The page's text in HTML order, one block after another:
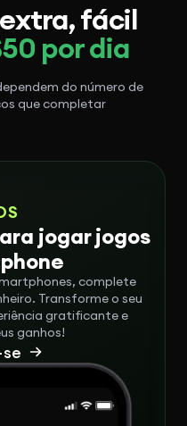
fácil
por dia
do número de
que completar
jogar jogos
complete
Transforme o seu
gratificante e
ganhos!